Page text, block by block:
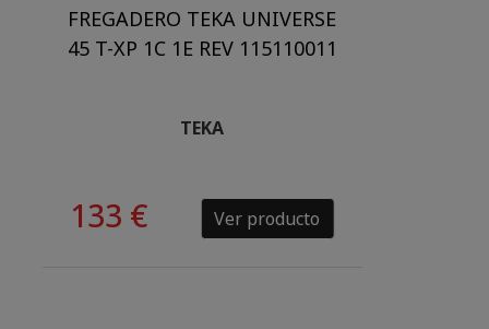
FREGADERO TEKA UNIVERSE
45 T-XP 1C 1E REV 115110011
TEKA
133 € Ver producto